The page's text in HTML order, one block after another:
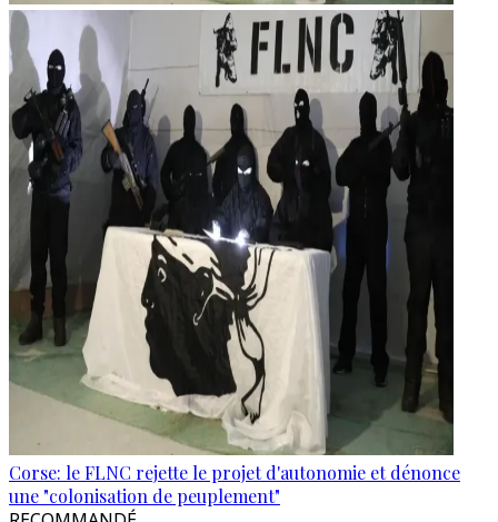
Corse: le FLNC rejette le projet d'autonomie et dénonce
une "colonisation de peuplement"